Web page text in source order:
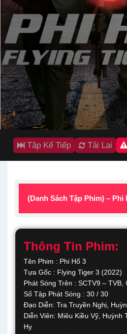
Tập Kế Tiếp Tải Lại
(Danh Sách Tập Phim) – Phi
Thông Tin Phim:
Tên Phim : Phi Hổ 3
Tựa Gốc : Flying Tiger 3 (2022)
Phát Sóng Trên : SCTV9 – TVB,
Số Tập Phát Sóng : 30 / 30
Đạo Diễn: Tra Truyền Nghị,
Diễn Viên: Miêu Kiều Vỹ, Huỳnh
Hy